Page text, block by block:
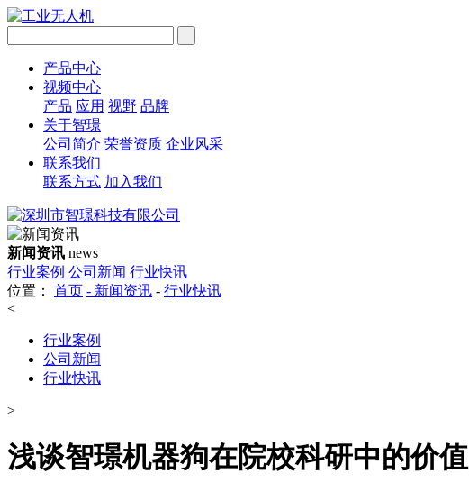
产品中心
视频中心
产品 应用 视野 品牌
关于智璟
公司简介 荣誉资质 企业风采
联系我们
联系方式 加入我们
新闻资讯 news
行业案例 公司新闻 行业快讯
位置：
首页 - 新闻资讯 - 行业快讯
<
行业案例
公司新闻
行业快讯
>
​浅谈智璟机器狗在院校科研中的价值